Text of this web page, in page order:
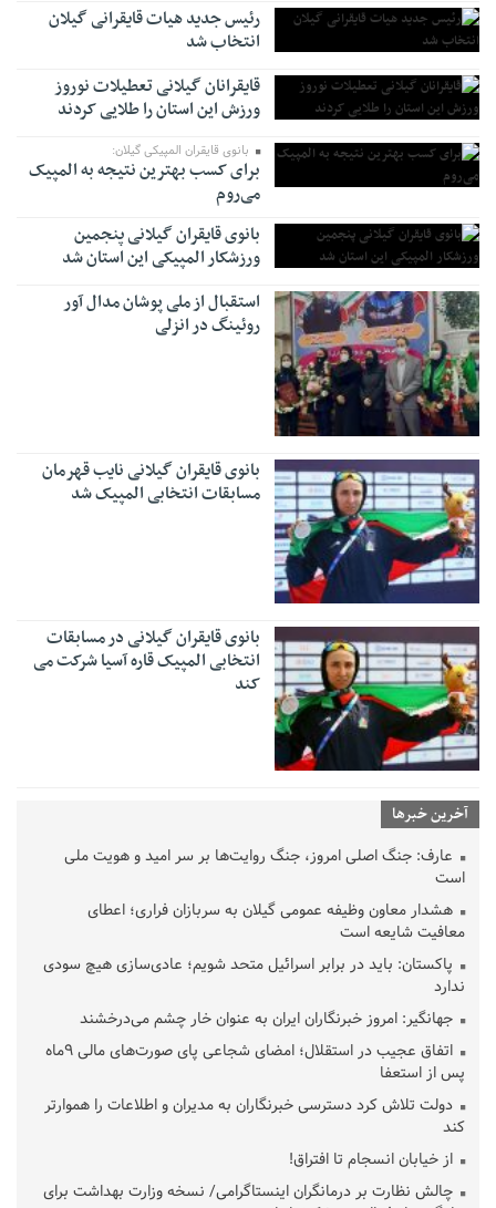
رئیس جدید هیات قایقرانی گیلان
انتخاب شد
قایقرانان گیلانی تعطیلات نوروز
ورزش این استان را طلایی کردند
بانوی قایقران المپیکی گیلان:
برای کسب بهترین نتیجه به المپیک
می‌روم
بانوی قایقران گیلانی پنجمین
ورزشکار المپیکی این استان شد
استقبال از ملی پوشان مدال آور
روئینگ در انزلی
بانوی قایقران گیلانی نایب قهرمان
مسابقات انتخابی المپیک شد
بانوی قایقران گیلانی در مسابقات
انتخابی المپیک قاره آسیا شرکت می
کند
آخرین خبرها
عارف: جنگ اصلی امروز، جنگ روایت‌ها بر سر امید و هویت ملی
است
هشدار معاون وظیفه عمومی گیلان به سربازان فراری؛ اعطای
معافیت شایعه است
پاکستان: باید در برابر اسرائیل متحد شویم؛ عادی‌سازی هیچ سودی
ندارد
جهانگیر: امروز خبرنگاران ایران به عنوان خار چشم می‌درخشند
اتفاق عجیب در استقلال؛ امضای شجاعی پای صورت‌های مالی ٩ماه
پس از استعفا
دولت تلاش کرد دسترسی خبرنگاران به مدیران و اطلاعات را هموارتر
کند
از خیابان انسجام تا افتراق!
چالش نظارت بر درمانگران اینستاگرامی/ نسخه وزارت بهداشت برای